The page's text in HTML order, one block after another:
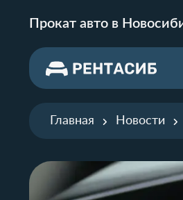
Прокат авто в
Главная Новости